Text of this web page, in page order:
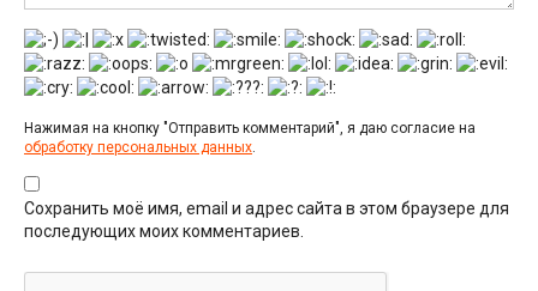
Нажимая на кнопку "Отправить комментарий", я даю согласие на
обработку персональных данных.
Сохранить моё имя, email и адрес сайта в этом браузере для
последующих моих комментариев.